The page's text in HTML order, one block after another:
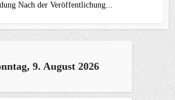
Nach der Veröffentlichung...
9. August 2026